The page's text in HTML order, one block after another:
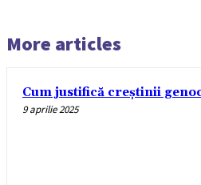
More articles
Cum justifică creștinii
9 aprilie 2025